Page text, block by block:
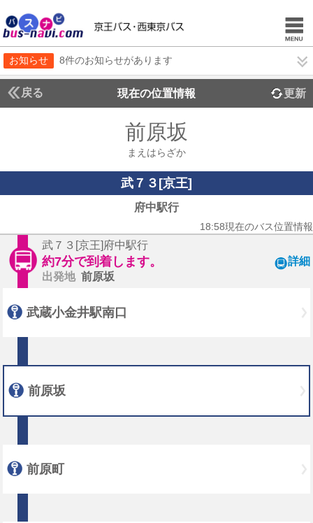
お知らせ 8件のお知らせがあります
戻る 現在の位置情報 更新
前原坂
まえはらざか
武７３[京王]
府中駅行
18:58現在のバス位置情報
武７３[京王]府中駅行
約7分で到着します。
出発地 前原坂
詳細
武蔵小金井駅南口
前原坂
前原町